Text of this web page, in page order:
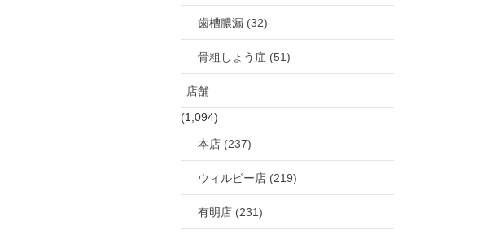
歯槽膿漏 (32)
骨粗しょう症 (51)
店舗
(1,094)
本店 (237)
ウィルビー店 (219)
有明店 (231)